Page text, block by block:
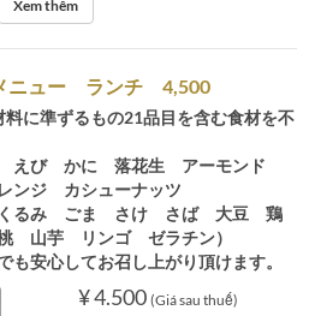
Xem thêm
ニュー ランチ 4,500
に準ずるもの21品目を含む食材を不
えび かに 落花生 アーモンド
ジ カシューナッツ
るみ ごま さけ さば 大豆 鶏
芋 リンゴ ゼラチン）
も安心してお召し上がり頂けます。
¥ 4.500 (Giá sau thuế)